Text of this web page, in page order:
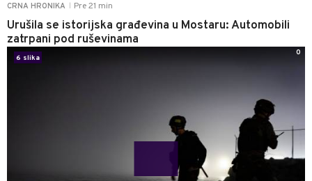
CRNA HRONIKA Pre 21 min
Urušila se istorijska građevina u Mostaru: Automobili
zatrpani pod ruševinama
6 slika
0